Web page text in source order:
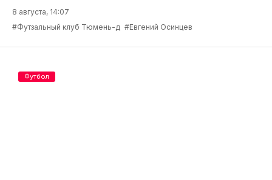
8 августа, 14:07
#Футзальный клуб Тюмень-д #Евгений Осинцев
Футбол